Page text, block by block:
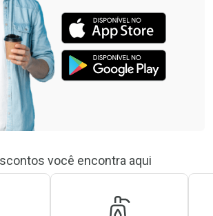
você encontra aqui